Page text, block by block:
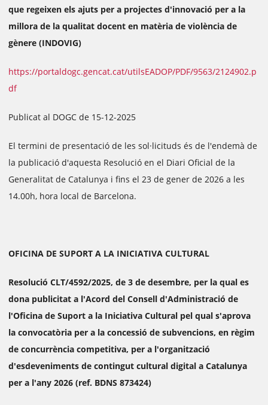
que regeixen els ajuts per a projectes d'innovació per a la
millora de la qualitat docent en matèria de violència de
gènere (INDOVIG)
https://portaldogc.gencat.cat/utilsEADOP/PDF/9563/2124902.p
df
Publicat al DOGC de 15-12-2025
El termini de presentació de les sol·licituds és de l'endemà de
la publicació d'aquesta Resolució en el Diari Oficial de la
Generalitat de Catalunya i fins el 23 de gener de 2026 a les
14.00h, hora local de Barcelona.
OFICINA DE SUPORT A LA INICIATIVA CULTURAL
Resolució CLT/4592/2025, de 3 de desembre, per la qual es
dona publicitat a l'Acord del Consell d'Administració de
l'Oficina de Suport a la Iniciativa Cultural pel qual s'aprova
la convocatòria per a la concessió de subvencions, en règim
de concurrència competitiva, per a l'organització
d'esdeveniments de contingut cultural digital a Catalunya
per a l'any 2026 (ref. BDNS 873424)